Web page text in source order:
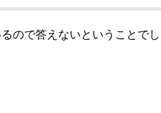
ので答えないということでし